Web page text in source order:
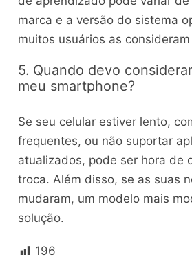
marca e a versão do sistema
muitos usuários as
5. Quando devo
meu smartphone?
Se seu celular estiver lento,
frequentes, ou não suportar
atualizados, pode ser hora de
troca. Além disso, se as suas
mudaram, um modelo mais
solução.
196